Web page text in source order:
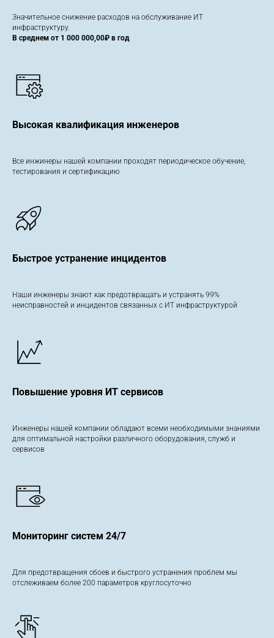
Значительное снижение расходов на обслуживание ИТ
инфраструктуру.
В среднем от 1 000 000,00₽ в год
Высокая квалификация инженеров
Все инжинеры нашей компании проходят периодическое обучение,
тестирования и сертификацию
Быстрое устранение инцидентов
Наши инженеры знают как предотвращать и устранять 99%
неисправностей и инцидентов связанных с ИТ инфраструктурой
Повышение уровня ИТ сервисов
Инженеры нашей компании обладают всеми необходимыми знаниями
для оптимальной настройки различного оборудования, служб и
сервисов
Мониторинг систем 24/7
Для предотвращения сбоев и быстрого устранения проблем мы
отслеживаем более 200 параметров круглосуточно